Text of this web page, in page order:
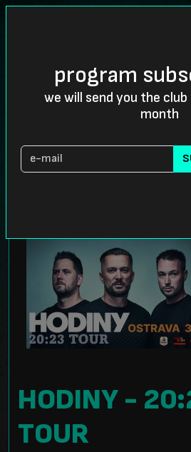
THURSDAY30/11
HODINY -
TOUR
program
we will send you the
month